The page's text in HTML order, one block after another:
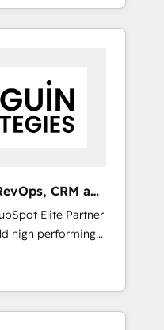
managed
include new
and
?
que l'IA est vitale
français :
Ce n'est pas
mais pour
D'abord
unifiées, des
:
Et surtout :
la
CRM and
Elite Partner
high performing
complex sales
and global
Trusted by
growing scale